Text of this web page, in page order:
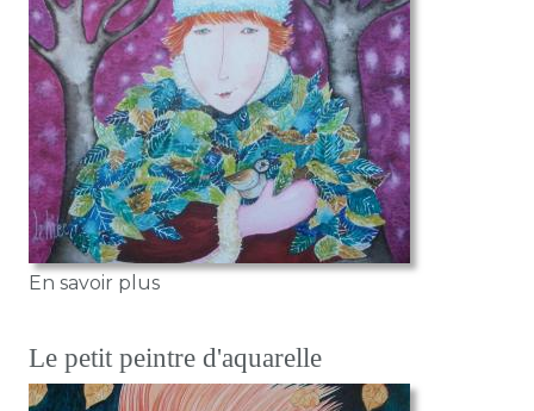
En savoir plussur Novembre
Le petit peintre d'aquarelle